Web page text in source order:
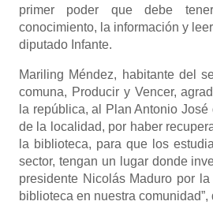
primer poder que debe
conocimiento, la información y
diputado Infante.
Mariling Méndez, habitante del
comuna, Producir y Vencer,
la república, al Plan Antonio
de la localidad, por haber
la biblioteca, para que los
sector, tengan un lugar donde
presidente Nicolás Maduro por
biblioteca en nuestra comunidad”,